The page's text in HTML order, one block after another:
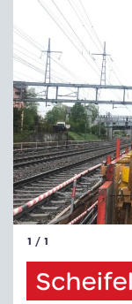
1 / 1